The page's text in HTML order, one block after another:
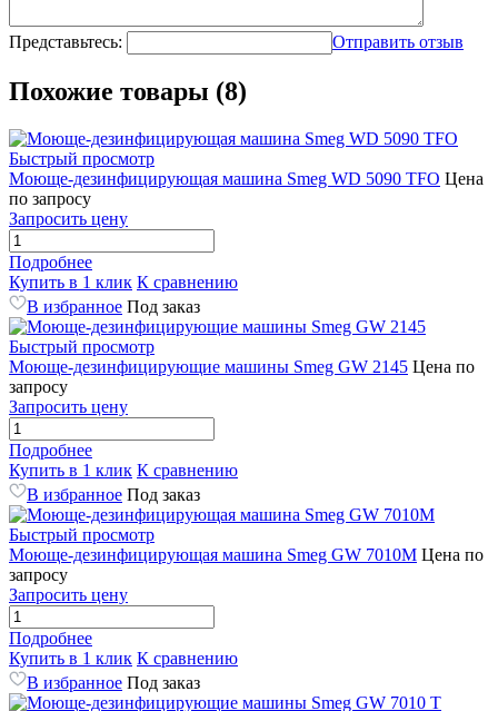
Представьтесь: Отправить отзыв
Похожие товары (8)
Быстрый просмотр
Моюще-дезинфицирующая машина Smeg WD 5090 TFO Цена
по запросу
Запросить цену
Подробнее
Купить в 1 клик К сравнению
В избранное Под заказ
Быстрый просмотр
Моюще-дезинфицирующие машины Smeg GW 2145 Цена по
запросу
Запросить цену
Подробнее
Купить в 1 клик К сравнению
В избранное Под заказ
Быстрый просмотр
Моюще-дезинфицирующая машина Smeg GW 7010М Цена по
запросу
Запросить цену
Подробнее
Купить в 1 клик К сравнению
В избранное Под заказ